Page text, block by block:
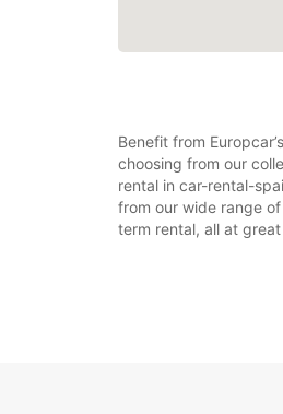
Benefit from
choosing from our
rental in car-rental-
from our wide range
term rental, all at